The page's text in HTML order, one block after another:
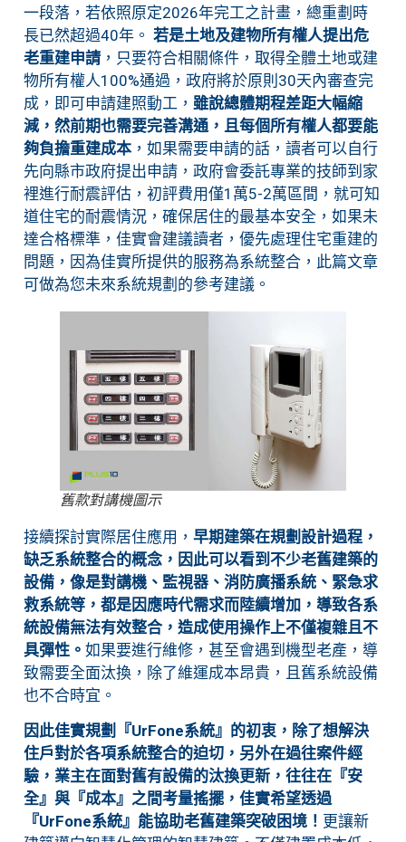
一段落，若依照原定2026年完工之計畫，總重劃時
長已然超過40年。 若是土地及建物所有權人提出危
老重建申請 ，只要符合相關條件，取得全體土地或建
物所有權人100%通過，政府將於原則30天內審查完
成，即可申請建照動工， 雖說總體期程差距大幅縮
減，然前期也需要完善溝通，且每個所有權人都要能
夠負擔重建成本，如果需要申請的話，讀者可以自行
先向縣市政府提出申請，政府會委託專業的技師到家
裡進行耐震評估，初評費用僅1萬5-2萬區間，就可知
道住宅的耐震情況，確保居住的最基本安全，如果未
達合格標準，佳實會建議讀者，優先處理住宅重建的
問題，因為佳實所提供的服務為系統整合，此篇文章
可做為您未來系統規劃的參考建議。
舊款對講機圖示
接續探討實際居住應用， 早期建築在規劃設計過程，
缺乏系統整合的概念，因此可以看到不少老舊建築的
設備，像是對講機、監視器、消防廣播系統、緊急求
救系統等，都是因應時代需求而陸續增加，導致各系
統設備無法有效整合，造成使用操作上不僅複雜且不
具彈性。 如果要進行維修，甚至會遇到機型老產，導
致需要全面汰換，除了維運成本昂貴，且舊系統設備
也不合時宜。
因此佳實規劃『UrFone系統』的初衷，除了想解決
住戶對於各項系統整合的迫切，另外在過往案件經
驗，業主在面對舊有設備的汰換更新，往往在『安
全』與『成本』之間考量搖擺，佳實希望透過
『UrFone系統』能協助老舊建築突破困境！ 更讓新